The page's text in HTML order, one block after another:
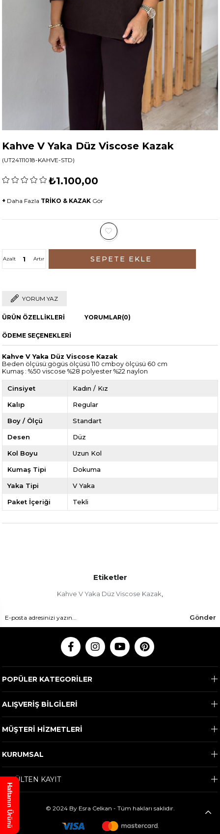
Kahve V Yaka Düz Viscose Kazak
(UT24111018-KAHVE-STD)
₺1.100,00
+ Daha Fazla TRİKO & KAZAK Gör
Artır
Azalt
YORUM YAZ
ÜRÜN ÖZELLIKLERI YORUMLAR(0)
ÖDEME SEÇENEKLERI
Kahve V Yaka Düz Viscose Kazak
Beden ölçüsü:gögüs ölçüsü 110 cmboy ölçüsü 60 cm
Kumaş : %50 viscose %28 polyester %22 naylon
Cinsiyet Kadın / Kız
Kalıp Regular
Boy / Ölçü Standart
Desen Düz
Kol Boyu Uzun Kol
Kumaş Tipi Dokuma
Yaka Tipi V Yaka
Paket İçeriği Tekli
Etiketler
Kahve V Yaka Düz Viscose Kazak,
Gönder
POPÜLER KATEGORİLER
ALIŞVERİŞ BİLGİLERİ
MÜŞTERİ HİZMETLERİ
KURUMSAL
E-BÜLTEN KAYIT
© 2024 By Esra Celkan - Tüm hakları saklıdır.
Haftanın Ürünü